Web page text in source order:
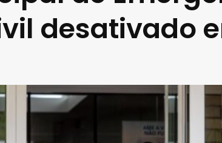
desativado